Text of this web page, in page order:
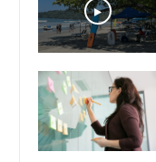
Play